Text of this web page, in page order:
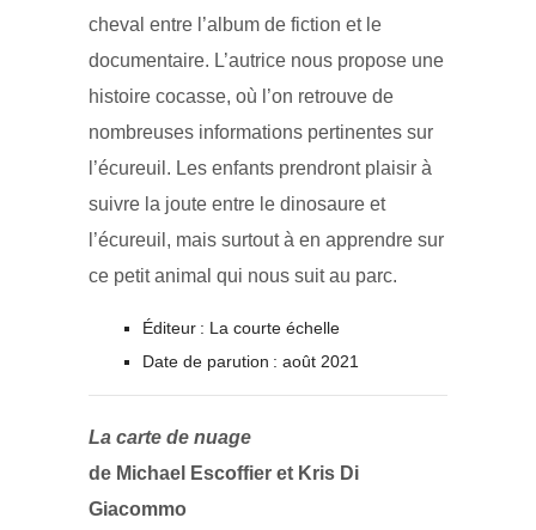
cheval entre l’album de fiction et le
documentaire. L’autrice nous propose une
histoire cocasse, où l’on retrouve de
nombreuses informations pertinentes sur
l’écureuil. Les enfants prendront plaisir à
suivre la joute entre le dinosaure et
l’écureuil, mais surtout à en apprendre sur
ce petit animal qui nous suit au parc.
Éditeur : La courte échelle
Date de parution : août 2021
La carte de nuage
de Michael Escoffier et Kris Di
Giacommo